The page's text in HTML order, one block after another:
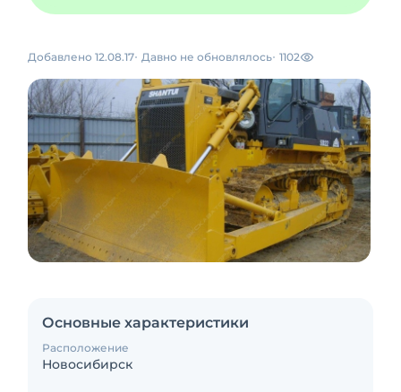
Добавлено 12.08.17 Давно не обновлялось 1102
Основные характеристики
Расположение
Новосибирск